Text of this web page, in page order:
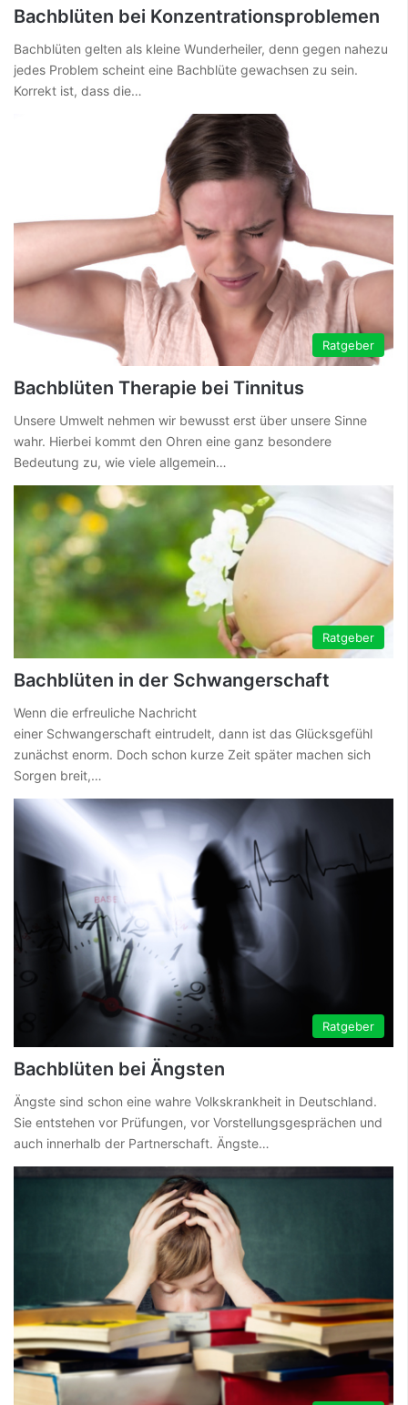
Bachblüten bei Konzentrationsproblemen
Bachblüten gelten als kleine Wunderheiler, denn gegen nahezu
jedes Problem scheint eine Bachblüte gewachsen zu sein.
Korrekt ist, dass die…
Ratgeber
Bachblüten Therapie bei Tinnitus
Unsere Umwelt nehmen wir bewusst erst über unsere Sinne
wahr. Hierbei kommt den Ohren eine ganz besondere
Bedeutung zu, wie viele allgemein…
Ratgeber
Bachblüten in der Schwangerschaft
Wenn die erfreuliche Nachricht
einer Schwangerschaft eintrudelt, dann ist das Glücksgefühl
zunächst enorm. Doch schon kurze Zeit später machen sich
Sorgen breit,…
Ratgeber
Bachblüten bei Ängsten
Ängste sind schon eine wahre Volkskrankheit in Deutschland.
Sie entstehen vor Prüfungen, vor Vorstellungsgesprächen und
auch innerhalb der Partnerschaft. Ängste…